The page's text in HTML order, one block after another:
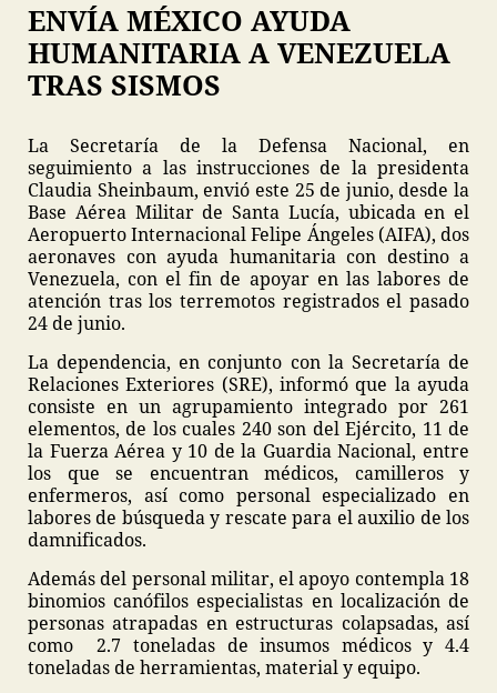
ENVÍA MÉXICO AYUDA
HUMANITARIA A VENEZUELA
TRAS SISMOS
La Secretaría de la Defensa Nacional, en
seguimiento a las instrucciones de la presidenta
Claudia Sheinbaum, envió este 25 de junio, desde la
Base Aérea Militar de Santa Lucía, ubicada en el
Aeropuerto Internacional Felipe Ángeles (AIFA), dos
aeronaves con ayuda humanitaria con destino a
Venezuela, con el fin de apoyar en las labores de
atención tras los terremotos registrados el pasado
24 de junio.
La dependencia, en conjunto con la Secretaría de
Relaciones Exteriores (SRE), informó que la ayuda
consiste en un agrupamiento integrado por 261
elementos, de los cuales 240 son del Ejército, 11 de
la Fuerza Aérea y 10 de la Guardia Nacional, entre
los que se encuentran médicos, camilleros y
enfermeros, así como personal especializado en
labores de búsqueda y rescate para el auxilio de los
damnificados.
Además del personal militar, el apoyo contempla 18
binomios canófilos especialistas en localización de
personas atrapadas en estructuras colapsadas, así
como 2.7 toneladas de insumos médicos y 4.4
toneladas de herramientas, material y equipo.